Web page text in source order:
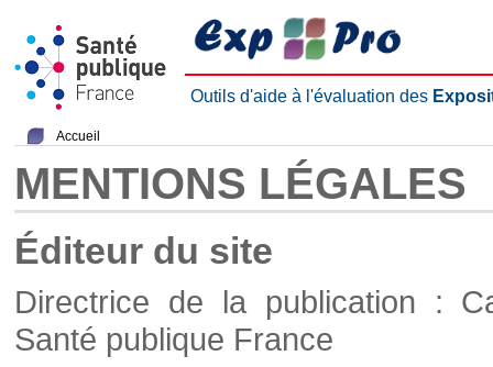
Outils d'aide à l'évaluation des
Accueil
MENTIONS LÉGALES
Éditeur du site
Directrice de la publication :
Santé publique France